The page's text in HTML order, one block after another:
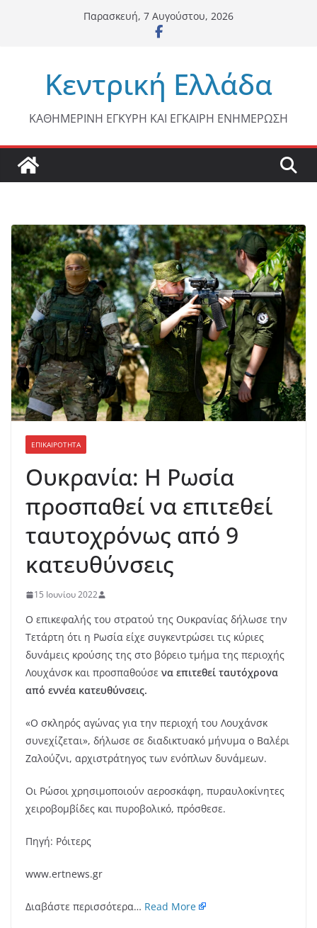
Παρασκευή, 7 Αυγούστου, 2026
Κεντρική Ελλάδα
ΚΑΘΗΜΕΡΙΝΗ ΕΓΚΥΡΗ ΚΑΙ ΕΓΚΑΙΡΗ ΕΝΗΜΕΡΩΣΗ
ΕΠΙΚΑΙΡΟΤΗΤΑ
Ουκρανία: Η Ρωσία
προσπαθεί να επιτεθεί
ταυτοχρόνως από 9
κατευθύνσεις
15 Ιουνίου 2022
Ο επικεφαλής του στρατού της Ουκρανίας δήλωσε την
Τετάρτη ότι η Ρωσία είχε συγκεντρώσει τις κύριες
δυνάμεις κρούσης της στο βόρειο τμήμα της περιοχής
Λουχάνσκ και προσπαθούσε να επιτεθεί ταυτόχρονα
από εννέα κατευθύνσεις.
«Ο σκληρός αγώνας για την περιοχή του Λουχάνσκ
συνεχίζεται», δήλωσε σε διαδικτυακό μήνυμα ο Βαλέρι
Ζαλούζνι, αρχιστράτηγος των ενόπλων δυνάμεων.
Οι Ρώσοι χρησιμοποιούν αεροσκάφη, πυραυλοκίνητες
χειροβομβίδες και πυροβολικό, πρόσθεσε.
Πηγή: Ρόιτερς
www.ertnews.gr
Διαβάστε περισσότερα… Read More